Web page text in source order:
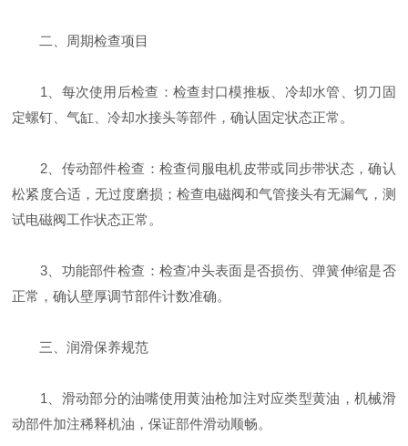
二、周期检查项目
‌1、每次使用后检查‌：检查封口模推板、冷却水管、切刀固
定螺钉、气缸、冷却水接头等部件，确认固定状态正常。
‌2、传动部件检查‌：检查伺服电机皮带或同步带状态，确认
松紧度合适，无过度磨损；检查电磁阀和气管接头有无漏气，测
试电磁阀工作状态正常。
‌3、功能部件检查‌：检查冲头表面是否损伤、弹簧伸缩是否
正常，确认壁厚调节部件计数准确。
三、润滑保养规范
1、滑动部分的油嘴使用黄油枪加注对应类型黄油，机械滑
动部件加注稀释机油，保证部件滑动顺畅。